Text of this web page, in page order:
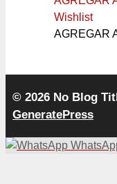
Wishlist
AGREGAR
© 2026 No Blog
GeneratePress